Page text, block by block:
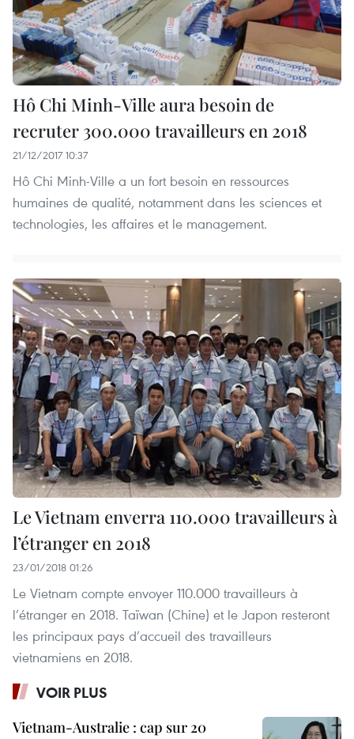
Hô Chi Minh-Ville aura besoin de
recruter 300.000 travailleurs en 2018
21/12/2017 10:37
Hô Chi Minh-Ville a un fort besoin en ressources
humaines de qualité, notamment dans les sciences et
technologies, les affaires et le management.
Le Vietnam enverra 110.000 travailleurs à
l’étranger en 2018
23/01/2018 01:26
Le Vietnam compte envoyer 110.000 travailleurs à
l’étranger en 2018. Taïwan (Chine) et le Japon resteront
les principaux pays d’accueil des travailleurs
vietnamiens en 2018.
VOIR PLUS
Vietnam-Australie : cap sur 20